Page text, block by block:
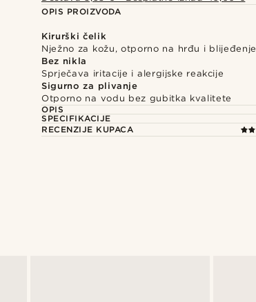
OPIS PROIZVODA
Kirurški čelik
Nježno za kožu, otporno na hrđu i blijeđenje
Bez nikla
Sprječava iritacije i alergijske reakcije
Sigurno za plivanje
Otporno na vodu bez gubitka kvalitete
OPIS
SPECIFIKACIJE
RECENZIJE KUPACA